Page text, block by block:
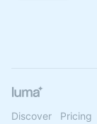
Discover Pricing